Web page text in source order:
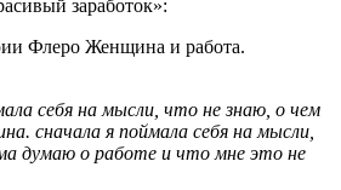
заработок»:
себя на мысли, что не знаю, о чем
сначала я поймала себя на мысли,
думаю о работе и что мне это не